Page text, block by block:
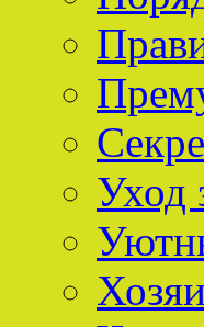
Уход